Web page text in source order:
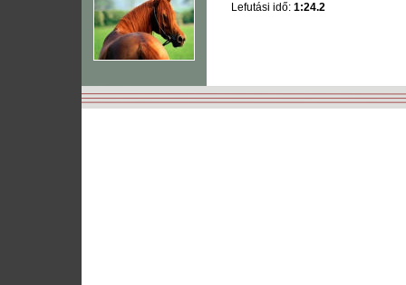
Lefutási idő: 1:24.2